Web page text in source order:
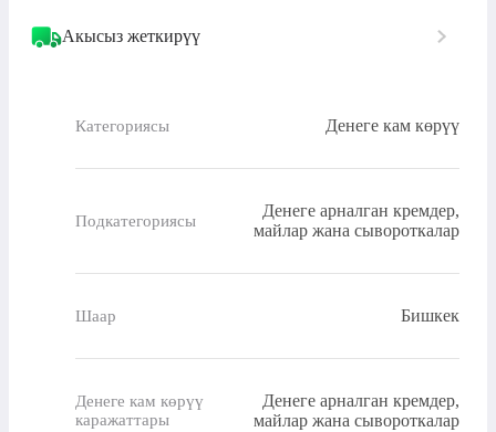
Акысыз жеткирүү
Категориясы Денеге кам көрүү
Подкатегориясы
Денеге арналган кремдер,
майлар жана сывороткалар
Шаар Бишкек
Денеге кам көрүү
каражаттары
Денеге арналган кремдер,
майлар жана сывороткалар